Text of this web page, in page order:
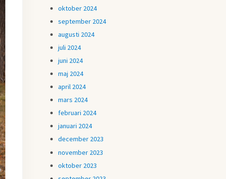
oktober 2024
september 2024
augusti 2024
juli 2024
juni 2024
maj 2024
april 2024
mars 2024
februari 2024
januari 2024
december 2023
november 2023
oktober 2023